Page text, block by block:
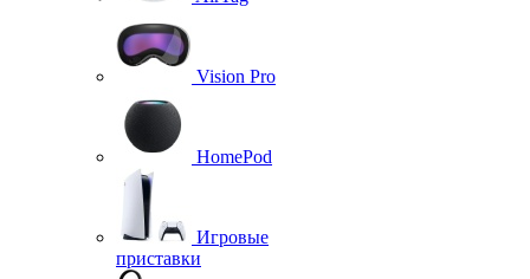
Vision Pro
HomePod
Игровые
приставки